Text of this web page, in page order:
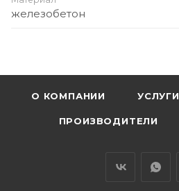
железобетон
О КОМПАНИИ УСЛУГИ
ПРОИЗВОДИТЕЛИ